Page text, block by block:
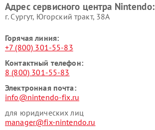
Адрес сервисного центра Nintendo:
г. Сургут, Югорский тракт, 38А
Горячая линия:
+7 (800) 301-55-83
Контактный телефон:
8 (800) 301-55-83
Электронная почта:
info@nintendo-fix.ru
для юридических лиц
manager@fix-nintendo.ru